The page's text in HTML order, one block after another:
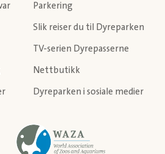
Parkering
Slik reiser du til Dyreparken
TV-serien Dyrepasserne
Nettbutikk
Dyreparken i sosiale medier